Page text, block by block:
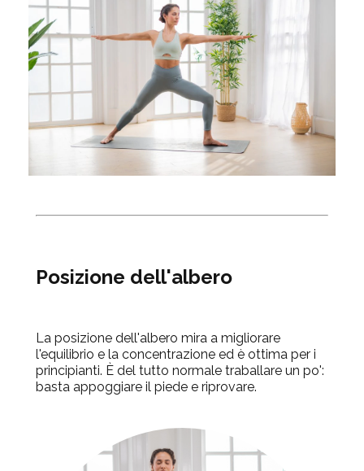
Posizione dell'albero
La posizione dell'albero mira a migliorare
l'equilibrio e la concentrazione ed è ottima per i
principianti. È del tutto normale traballare un po':
basta appoggiare il piede e riprovare.